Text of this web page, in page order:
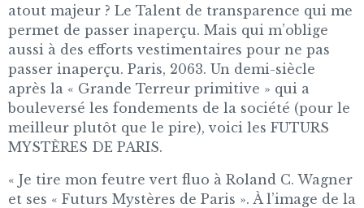
atout majeur ? Le Talent de transparence qui me
permet de passer inaperçu. Mais qui m’oblige
aussi à des efforts vestimentaires pour ne pas
passer inaperçu. Paris, 2063. Un demi-siècle
après la « Grande Terreur primitive » qui a
bouleversé les fondements de la société (pour le
meilleur plutôt que le pire), voici les FUTURS
MYSTÈRES DE PARIS.
« Je tire mon feutre vert fluo à Roland C. Wagner
et ses « Futurs Mystères de Paris ». À l’image de la